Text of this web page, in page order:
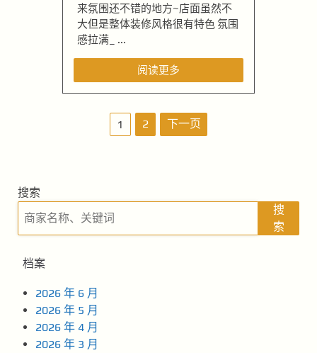
来氛围还不错的地方~店面虽然不
大但是整体装修风格很有特色 氛围
感拉满_ ...
阅读更多
航
1 2 下一页
搜索
搜
索
档案
2026 年 6 月
2026 年 5 月
2026 年 4 月
2026 年 3 月